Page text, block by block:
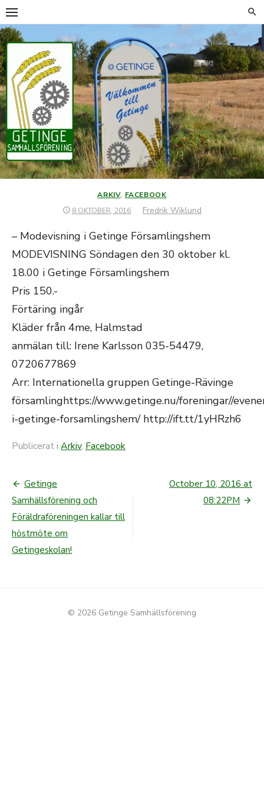
Hoppa
till
innehåll
ARKIV, FACEBOOK
PUBLICERAT
8 OKTOBER, 2016 Författare
Fredrik Wiklund
– Modevisning i Getinge Församlingshem
MODEVISNING Söndagen den 30 oktober kl.
18.00 i Getinge Församlingshem
Pris 150.-
Förtäring ingår
Kläder från 4me, Halmstad
anmälan till: Irene Karlsson 035-54479,
0720677869
Arr: Internationella gruppen Getinge-Rävinge
församlinghttps://www.getinge.nu/foreningar//
i-getinge-forsamlingshem/ http://ift.tt/1yHRzh6
Publicerat i Arkiv, Facebook
Inläggsnavigering
Getinge
Samhällsförening och
Föräldraföreningen kallar till
höstmöte om
Getingeskolan!
October 10, 2016 at
08:22PM
© 2026 Getinge Samhällsförening